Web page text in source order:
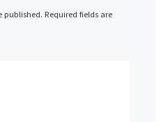
published. Required fields are